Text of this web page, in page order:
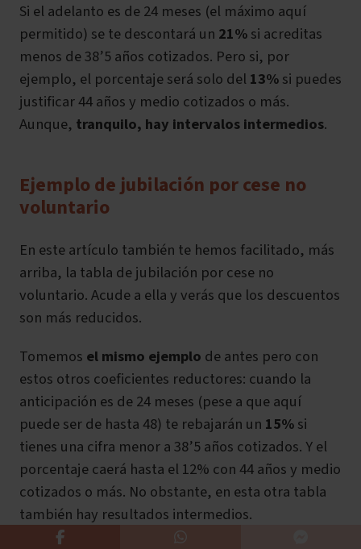
Si el adelanto es de 24 meses (el máximo aquí
permitido) se te descontará un 21%si acreditas
menos de 38’5 años cotizados. Pero si, por
ejemplo, el porcentaje será solo del 13%si puedes
justificar 44 años y medio cotizados o más.
Aunque, tranquilo, hay intervalos intermedios.
Ejemplo de jubilación por cese no
voluntario
En este artículo también te hemos facilitado, más
arriba, la tabla de jubilación por cese no
voluntario. Acude a ella y verás que los descuentos
son más reducidos.
Tomemos el mismo ejemplo de antes pero con
estos otros coeficientes reductores: cuando la
anticipación es de 24 meses (pese a que aquí
puede ser de hasta 48) te rebajarán un 15%si
tienes una cifra menor a 38’5 años cotizados. Y el
porcentaje caerá hasta el 12% con 44 años y medio
cotizados o más. No obstante, en esta otra tabla
también hay resultados intermedios.